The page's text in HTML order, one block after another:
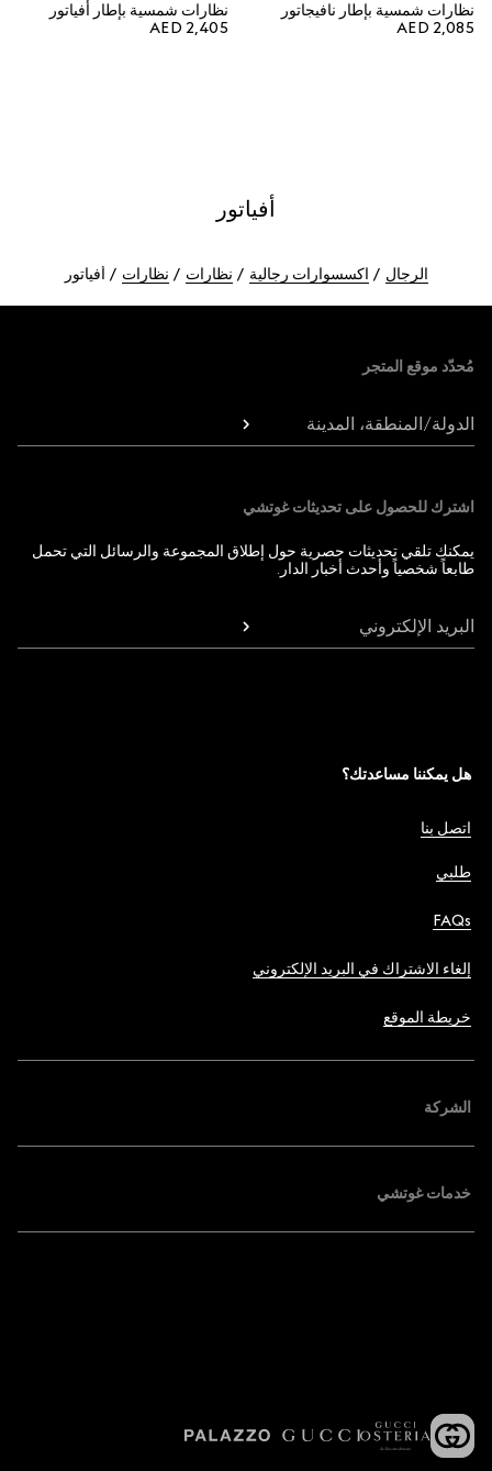
نظارات شمسية بإطار نافيجاتور
AED 2,085
نظارات شمسية بإطار أفياتور
AED 2,405
أفياتور
الرجال اكسسوارات رجالية نظارات نظارات أفياتور
مُحدّد موقع المتجر
الدولة/المنطقة، المدينة
اشترك للحصول على تحديثات غوتشي
يمكنك تلقي تحديثات حصرية حول إطلاق المجموعة والرسائل التي تحمل
طابعاً شخصياً وأحدث أخبار الدار.
البريد الإلكتروني
هل يمكننا مساعدتك؟
اتصل بنا
طلبي
FAQs
إلغاء الاشتراك في البريد الإلكتروني
خريطة الموقع
الشركة
خدمات غوتشي